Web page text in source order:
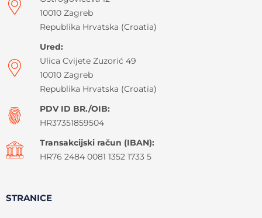
10010 Zagreb
Republika Hrvatska (Croatia)
Ured:
Ulica Cvijete Zuzorić 49
10010 Zagreb
Republika Hrvatska (Croatia)
PDV ID BR./OIB:
HR37351859504
Transakcijski račun (IBAN):
HR76 2484 0081 1352 1733 5
STRANICE